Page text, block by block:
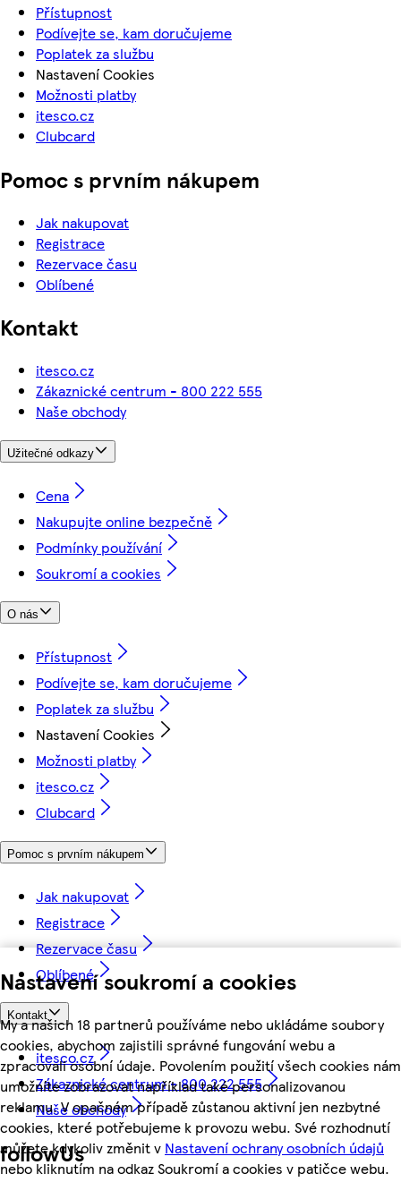
Nastavení soukromí a cookies
My a našich 18 partnerů používáme nebo ukládáme soubory
cookies, abychom zajistili správné fungování webu a
zpracovali osobní údaje. Povolením použití všech cookies nám
umožníte zobrazovat například také personalizovanou
reklamu. V opačném případě zůstanou aktivní jen nezbytné
cookies, které potřebujeme k provozu webu. Své rozhodnutí
můžete kdykoliv změnit v Nastavení ochrany osobních údajů
nebo kliknutím na odkaz Soukromí a cookies v patičce webu.
Přístupnost
Podívejte se, kam doručujeme
Poplatek za službu
Nastavení Cookies
Možnosti platby
itesco.cz
Clubcard
Pomoc s prvním nákupem
Jak nakupovat
Registrace
Rezervace času
Oblíbené
Kontakt
itesco.cz
Zákaznické centrum - 800 222 555
Naše obchody
Užitečné odkazy
Cena
Nakupujte online bezpečně
Podmínky používání
Soukromí a cookies
O nás
Přístupnost
Podívejte se, kam doručujeme
Poplatek za službu
Nastavení Cookies
Možnosti platby
itesco.cz
Clubcard
Pomoc s prvním nákupem
Jak nakupovat
Registrace
Rezervace času
Oblíbené
Kontakt
itesco.cz
Zákaznické centrum - 800 222 555
Naše obchody
followUs